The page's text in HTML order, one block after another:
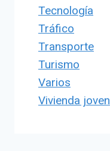
Tecnología
Tráfico
Transporte
Turismo
Varios
Vivienda joven